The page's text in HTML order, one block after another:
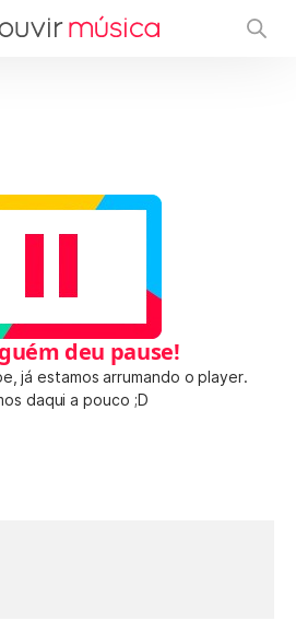
deu pause!
já estamos arrumando o player.
daqui a pouco ;D